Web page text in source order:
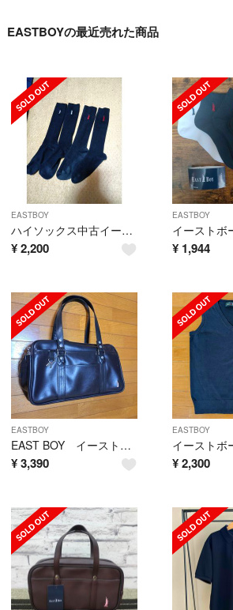
EASTBOYの最近売れた商品
EASTBOY
ハイソックス中古イーストボーイ2足
¥2,200
EASTBOY
¥ 1,944
EASTBOY
EAST BOY イーストボーイ スクールバック 学生鞄 ブラウン ロゴ刺繍 Scool Bag
¥3,390
EASTBOY
¥2,300